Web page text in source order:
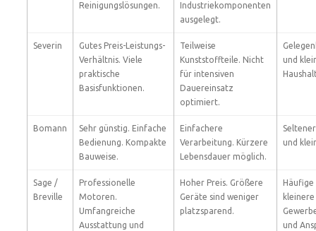
Reinigungslösungen.
Industriekomponenten
ausgelegt.
Severin
Gutes Preis-Leistungs-
Verhältnis. Viele
praktische
Basisfunktionen.
Teilweise
Kunststoffteile. Nicht
für intensiven
Dauereinsatz
optimiert.
und
Bomann
Sehr günstig. Einfache
Bedienung. Kompakte
Bauweise.
Einfachere
Verarbeitung. Kürzere
Lebensdauer möglich.
und
Sage /
Breville
Professionelle
Motoren.
Umfangreiche
Ausstattung und
Hoher Preis. Größere
Geräte sind weniger
platzsparend.
Häufige
kleinere
und